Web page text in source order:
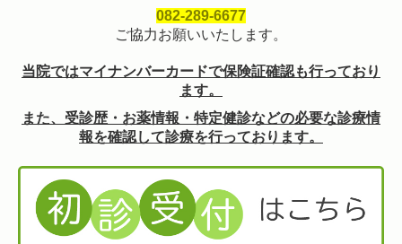
082-289-6677
ご協力お願いいたします。
当院ではマイナンバーカードで保険証確認も行っており
ます。
また、受診歴・お薬情報・特定健診などの必要な診療情
報を確認して診療を行っております。